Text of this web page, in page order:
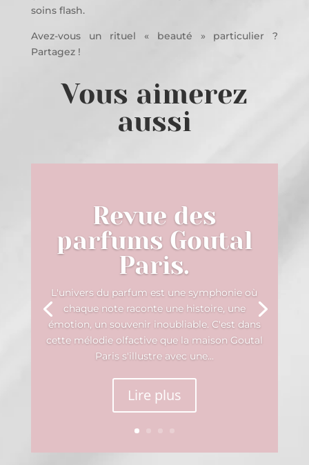
soins flash.
Avez-vous un rituel « beauté » particulier ?
Partagez !
Vous aimerez
aussi
Revue des
parfums Goutal
Paris.
L'univers du parfum est une symphonie où
chaque note raconte une histoire, une
émotion, un souvenir inoubliable. C'est dans
cette mélodie olfactive que la maison Goutal
Paris s'illustre avec une...
Lire plus